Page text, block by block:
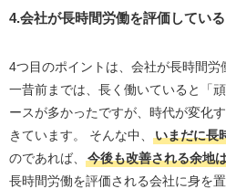
4.会社が長時間労働を評価している
4つ目のポイントは、会社が長時間労
一昔前までは、長く働いていると「
ースが多かったですが、時代が変化
きています。 そんな中、
いまだに長
のであれば、
今後も改善される余地
長時間労働を評価される会社に身を